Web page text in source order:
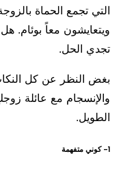
التي تجمع الحماة
ويتعايشون معاً بوئام.
تجدي الحل.
بغض النظر عن كل
والإنسجام مع عائلة
الطويل.
1- كوني متفهمة